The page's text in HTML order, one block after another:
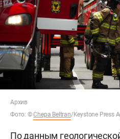
Архив
Фото: ©Chepa Beltran/Keystone Press
По данным